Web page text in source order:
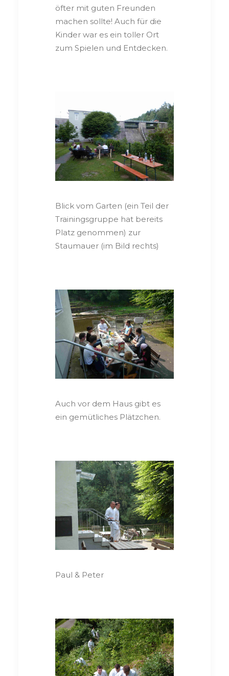
öfter mit guten Freunden
machen sollte! Auch für die
Kinder war es ein toller Ort
zum Spielen und Entdecken.
Blick vom Garten (ein Teil der
Trainingsgruppe hat bereits
Platz genommen) zur
Staumauer (im Bild rechts)
Auch vor dem Haus gibt es
ein gemütliches Plätzchen.
Paul & Peter